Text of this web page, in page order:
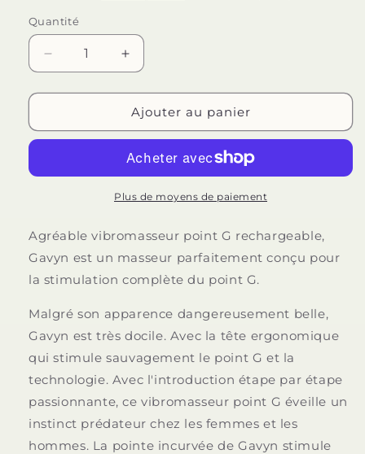
Quantité
Quantité
Réduire
la
quantité
G-
GAVYN
VIBRATEUR
Augmenter
la
quantité
de
G-
-
GAVYN
G-
VIBRATEUR
Ajouter au panier
Plus de moyens de paiement
Agréable vibromasseur point G rechargeable,
Gavyn est un masseur parfaitement conçu pour
la stimulation complète du point G.
Malgré son apparence dangereusement belle,
Gavyn est très docile. Avec la tête ergonomique
qui stimule sauvagement le point G et la
technologie. Avec l'introduction étape par étape
passionnante, ce vibromasseur point G éveille un
instinct prédateur chez les femmes et les
hommes. La pointe incurvée de Gavyn stimule